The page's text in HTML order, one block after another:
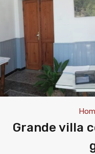
Grande villa